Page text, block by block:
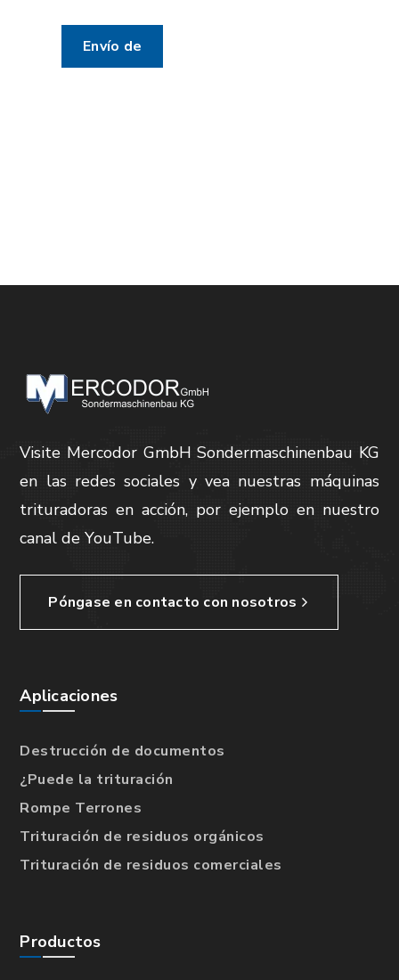
Visite Mercodor GmbH Sondermaschinenbau KG
en las redes sociales y vea nuestras máquinas
trituradoras en acción, por ejemplo en nuestro
canal de YouTube.
Póngase en contacto con nosotros
Aplicaciones
Destrucción de documentos
¿Puede la trituración
Rompe Terrones
Trituración de residuos orgánicos
Trituración de residuos comerciales
Productos